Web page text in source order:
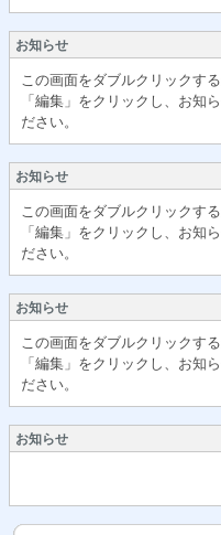
お知らせ
この画面をダブルクリックす
「編集」をクリックし、お知
ださい。
お知らせ
この画面をダブルクリックす
「編集」をクリックし、お知
ださい。
お知らせ
この画面をダブルクリックす
「編集」をクリックし、お知
ださい。
お知らせ